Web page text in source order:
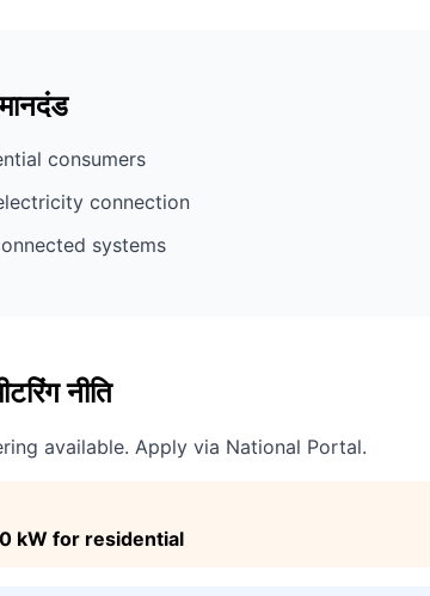
consumers
connection
systems
नीति
available. Apply via National Portal.
kW for residential